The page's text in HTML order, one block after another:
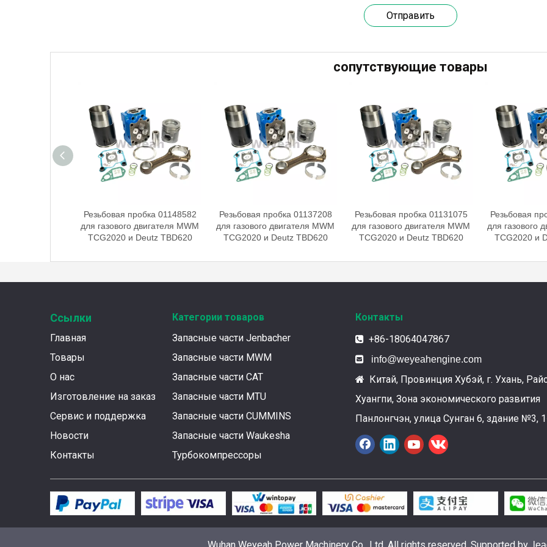
Отправить
сопутствующие товары
Резьбовая пробка 01148582
для газового двигателя MWM
TCG2020 и Deutz TBD620
Резьбовая пробка 01137208
для газового двигателя MWM
TCG2020 и Deutz TBD620
Резьбовая пробка 01131075
для газового двигателя MWM
TCG2020 и Deutz TBD620
Резьбовая
для газового
TCG2020 и
Ссылки
Главная
Товары
О нас
Изготовление на заказ
Сервис и поддержка
Новости
Контакты
Категории товаров
Запасные части Jenbacher
Запасные части MWM
Запасные части CAT
Запасные части MTU
Запасные части CUMMINS
Запасные части Waukesha
Турбокомпрессоры
Контакты
 +86-18064047867
 info@weyeahengine.com
 Китай, Провинция Хубэй, г. Ухань,
Хуангпи, Зона экономического развития
Панлонгчэн, улица Сунган 6, здание №3,
Wuhan Weyeah Power Machinery Co., Ltd. All rights reserved. Supported by